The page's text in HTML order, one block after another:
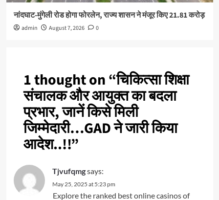
नांदघाट-मुंगेली रोड होगा फोरलेन, राज्य शासन ने मंजूर किए 21.81 करोड़
admin August 7, 2026 0
1 thought on “चिकित्‍सा शिक्षा
संचालक और आयुक्‍त का बदला
प्रभार, जानें किसे मिली
जिम्मेदारी…GAD ने जारी किया
आदेश..!!”
Tjvufqmgsays:
May 25, 2025 at 5:23 pm
Explore the ranked best online casinos of